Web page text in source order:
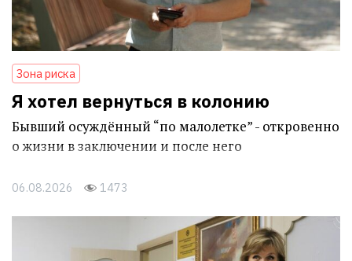
Зона риска
Я хотел вернуться в колонию
Бывший осуждённый “по малолетке” - откровенно
о жизни в заключении и после него
06.08.2026 1473